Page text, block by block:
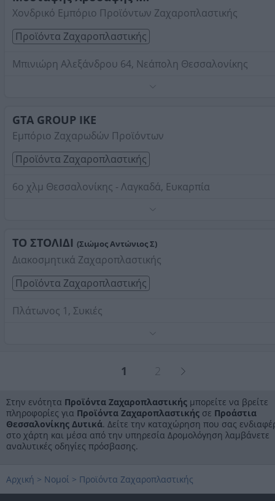
Χονδρικό Εμπόριο Προϊόντων Ζαχαροπλαστικής
Προϊόντα Ζαχαροπλαστικής
Μπινιώρη Αλεξάνδρου 64, Νεάπολη Θεσσαλονίκης
Προάστια Θεσσαλονίκης Δυτικά
GTA GROUP IKE
Εμπόριο Ζαχαρωδών Προϊόντων
Προϊόντα Ζαχαροπλαστικής
6ο χλμ Θεσσαλονίκης - Λαγκαδά, Ευκαρπία
Προάστια Θεσσαλονίκης Δυτικά
ΤΟ ΣΤΟΛΙΔΙ (Σιώμος Αντώνιος Σ)
Διακοσμητικά Ζαχαροπλαστικής
Προϊόντα Ζαχαροπλαστικής
Πλάτωνος 1, Συκιές
Προάστια Θεσσαλονίκης Δυτικά
1 2
Στην ενότητα Προϊόντα Ζαχαροπλαστικής μπορείτε να βρείτε
πληροφορίες για Προϊόντα Ζαχαροπλαστικής σε Προάστια
Θεσσαλονίκης Δυτικά. Δείτε την καταχώρηση που σας
στο χάρτη και μέσα από την υπηρεσία Δρομολόγηση λαμβάνετε
αναλυτικές οδηγίες πρόσβασης.
Αρχική > Νομοί > Προϊόντα Ζαχαροπλαστικής